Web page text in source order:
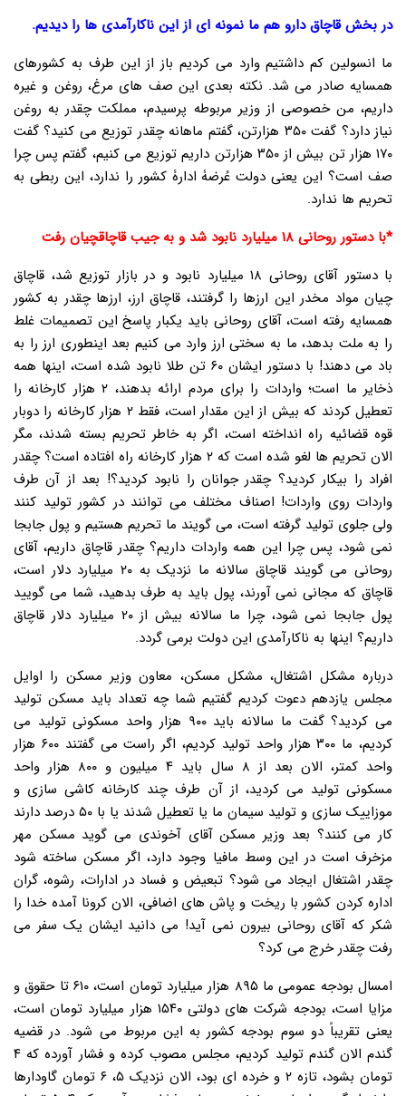
در بخش قاچاق دارو هم ما نمونه ای از این ناکارآمدی ها را دیدیم.
ما انسولین کم داشتیم وارد می کردیم باز از این طرف به کشورهای
همسایه صادر می شد. نکته بعدی این صف های مرغ، روغن و غیره
داریم، من خصوصی از وزیر مربوطه پرسیدم، مملکت چقدر به روغن
نیاز دارد؟ گفت ۳۵۰ هزارتن، گفتم ماهانه چقدر توزیع می کنید؟ گفت
۱۷۰ هزار تن بیش از ۳۵۰ هزارتن داریم توزیع می کنیم، گفتم پس چرا
صف است؟ این یعنی دولت عُرضۀ ادارۀ کشور را ندارد، این ربطی به
تحریم ها ندارد.
*با دستور روحانی ۱۸ میلیارد نابود شد و به جیب قاچاقچیان رفت
با دستور آقای روحانی ۱۸ میلیارد نابود و در بازار توزیع شد، قاچاق
چیان مواد مخدر این ارزها را گرفتند، قاچاق ارز، ارزها چقدر به کشور
همسایه رفته است، آقای روحانی باید یکبار پاسخ این تصمیمات غلط
را به ملت بدهد، ما به سختی ارز وارد می کنیم بعد اینطوری ارز را به
باد می دهند! با دستور ایشان ۶۰ تن طلا نابود شده است، اینها همه
ذخایر ما است؛ واردات را برای مردم ارائه بدهند، ۲ هزار کارخانه را
تعطیل کردند که بیش از این مقدار است، فقط ۲ هزار کارخانه را دوبار
قوه قضائیه راه انداخته است، اگر به خاطر تحریم بسته شدند، مگر
الان تحریم ها لغو شده است که ۲ هزار کارخانه راه افتاده است؟ چقدر
افراد را بیکار کردید؟ چقدر جوانان را نابود کردید؟! بعد از آن طرف
واردات روی واردات! اصناف مختلف می توانند در کشور تولید کنند
ولی جلوی تولید گرفته است، می گویند ما تحریم هستیم و پول جابجا
نمی شود، پس چرا این همه واردات داریم؟ چقدر قاچاق داریم، آقای
روحانی می گویند قاچاق سالانه ما نزدیک به ۲۰ میلیارد دلار است،
قاچاق که مجانی نمی آورند، پول باید به طرف بدهید، شما می گویید
پول جابجا نمی شود، چرا ما سالانه بیش از ۲۰ میلیارد دلار قاچاق
داریم؟ اینها به ناکارآمدی این دولت برمی گردد.
درباره مشکل اشتغال، مشکل مسکن، معاون وزیر مسکن را اوایل
مجلس یازدهم دعوت کردیم گفتیم شما چه تعداد باید مسکن تولید
می کردید؟ گفت ما سالانه باید ۹۰۰ هزار واحد مسکونی تولید می
کردیم، ما ۳۰۰ هزار واحد تولید کردیم، اگر راست می گفتند ۶۰۰ هزار
واحد کمتر، الان بعد از ۸ سال باید ۴ میلیون و ۸۰۰ هزار واحد
مسکونی تولید می کردید، از آن طرف چند کارخانه کاشی سازی و
موزاییک سازی و تولید سیمان ما یا تعطیل شدند یا با ۵۰ درصد دارند
کار می کنند؟ بعد وزیر مسکن آقای آخوندی می گوید مسکن مهر
مزخرف است در این وسط مافیا وجود دارد، اگر مسکن ساخته شود
چقدر اشتغال ایجاد می شود؟ تبعیض و فساد در ادارات، رشوه، گران
اداره کردن کشور با ریخت و پاش های اضافی، الان کرونا آمده خدا را
شکر که آقای روحانی بیرون نمی آید! می دانید ایشان یک سفر می
رفت چقدر خرج می کرد؟
امسال بودجه عمومی ما ۸۹۵ هزار میلیارد تومان است، ۶۱۰ تا حقوق و
مزایا است، بودجه شرکت های دولتی ۱۵۴۰ هزار میلیارد تومان است،
یعنی تقریباً دو سوم بودجه کشور به این مربوط می شود. در قضیه
گندم الان گندم تولید کردیم، مجلس مصوب کرده و فشار آورده که ۴
تومان بشود، تازه ۲ و خرده ای بود، الان نزدیک ۵، ۶ تومان گاودارها